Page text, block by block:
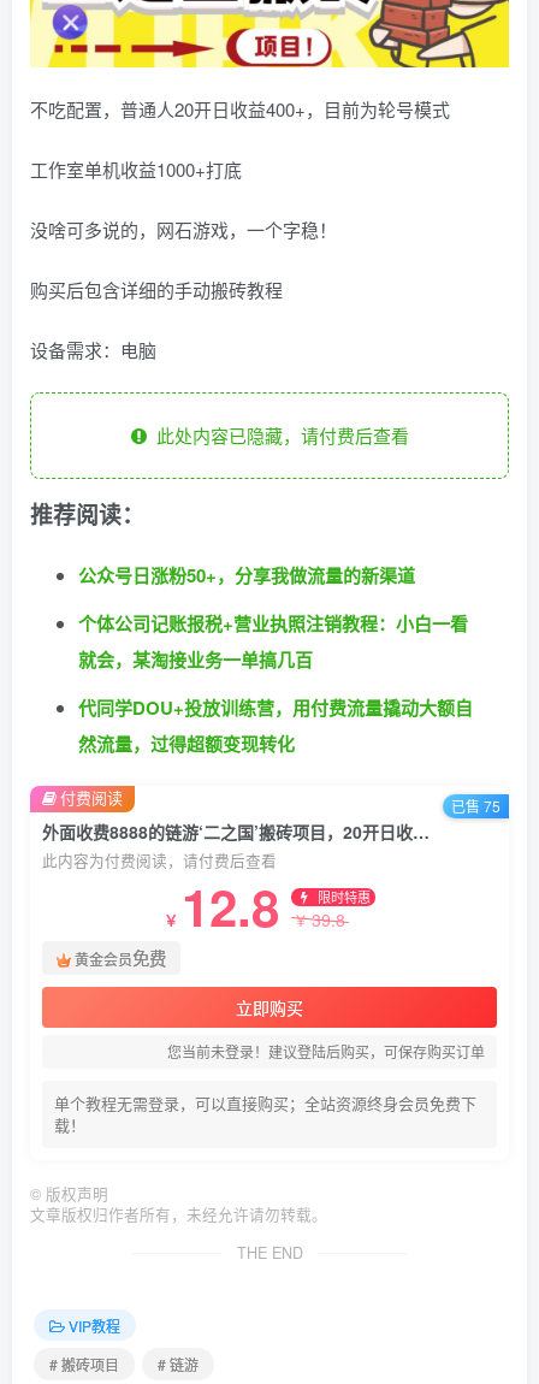
不吃配置，普通人20开日收益400+，目前为轮号模式
工作室单机收益1000+打底
没啥可多说的，网石游戏，一个字稳！
购买后包含详细的手动搬砖教程
设备需求：电脑
此处内容已隐藏，请付费后查看
推荐阅读：
公众号日涨粉50+，分享我做流量的新渠道
个体公司记账报税+营业执照注销教程：小白一看
就会，某淘接业务一单搞几百
代同学DOU+投放训练营，用付费流量撬动大额自
然流量，过得超额变现转化
外面收费8888的链游‘二之国’搬砖项目，20开日收益400+【详细操作教程】
此内容为付费阅读，请付费后查看
￥ 12.8 限时特惠
￥39.8
黄金会员免费
立即购买
您当前未登录！建议登陆后购买，可保存购买订单
单个教程无需登录，可以直接购买；全站资源终身会员免费下
载！
付费阅读 已售 75
© 版权声明
文章版权归作者所有，未经允许请勿转载。
THE END
VIP教程
# 搬砖项目
# 链游